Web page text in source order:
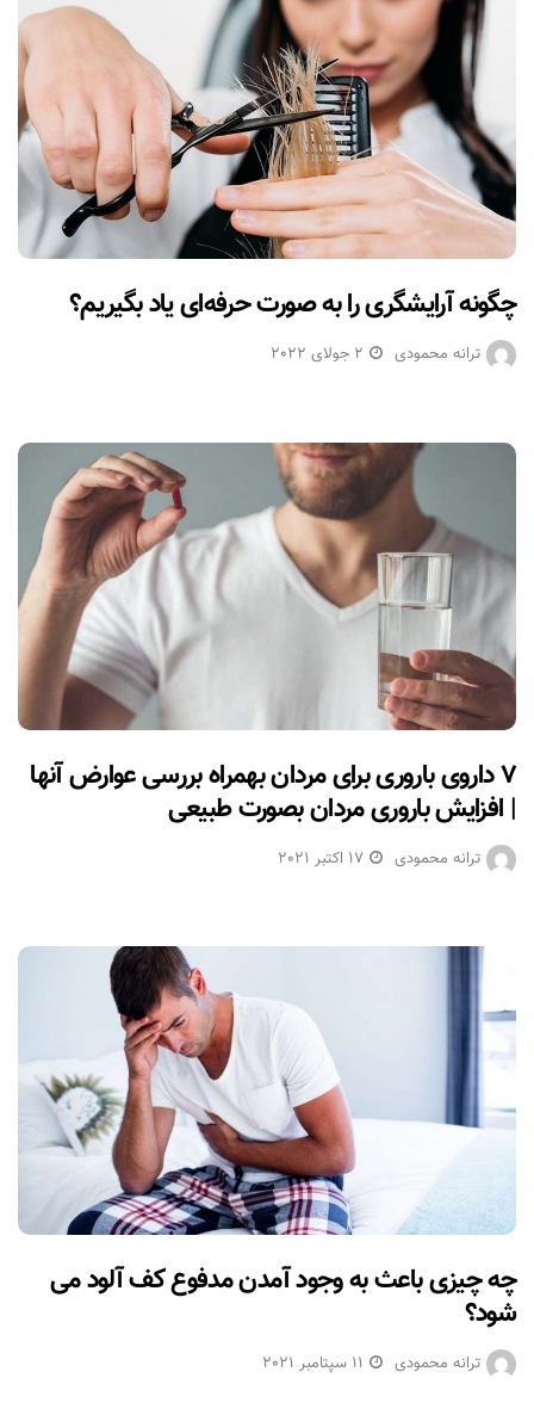
چگونه آرایشگری را به صورت حرفه‌ای یاد بگیریم؟
ترانه محمودی 2 جولای 2022
۷ داروی باروری برای مردان بهمراه بررسی عوارض آنها
| افزایش باروری مردان بصورت طبیعی
ترانه محمودی 17 اکتبر 2021
چه چیزی باعث به وجود آمدن مدفوع کف آلود می
شود؟
ترانه محمودی 11 سپتامبر 2021